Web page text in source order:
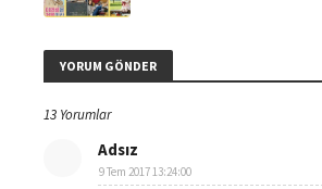
YORUM GÖNDER
13 Yorumlar
Adsız
9 Tem 2017 13:24:00